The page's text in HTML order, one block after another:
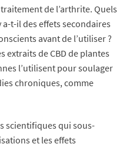
de l’arthrite. Quels
a-t-il des effets secondaires
avant de l’utiliser ?
extraits de CBD de plantes
l’utilisent pour soulager
chroniques, comme
scientifiques qui sous-
et les effets